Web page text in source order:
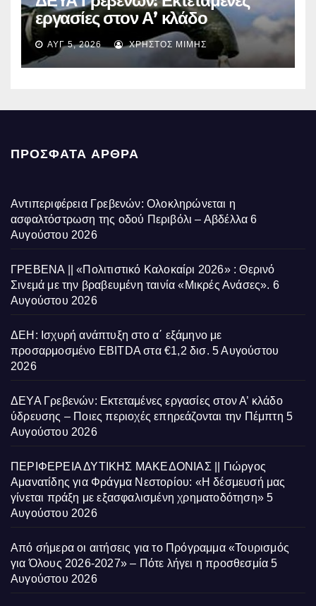
εργασίες στον Α’ κλάδο
ύδρευσης – Ποιες περιοχές
επηρεάζονται την Πέμπτη
ΑΥΓ 5, 2026 ΧΡΉΣΤΟΣ ΜΊΜΗΣ
ΠΡΌΣΦΑΤΑ ΆΡΘΡΑ
Αντιπεριφέρεια Γρεβενών: Ολοκληρώνεται η
ασφαλτόστρωση της οδού Περιβόλι – Αβδέλλα 6
Αυγούστου 2026
ΓΡΕΒΕΝΑ || «Πολιτιστικό Καλοκαίρι 2026» : Θερινό
Σινεμά με την βραβευμένη ταινία «Μικρές Ανάσες». 6
Αυγούστου 2026
ΔΕΗ: Ισχυρή ανάπτυξη στο α΄ εξάμηνο με
προσαρμοσμένο EBITDA στα €1,2 δισ. 5 Αυγούστου
2026
ΔΕΥΑ Γρεβενών: Εκτεταμένες εργασίες στον Α’ κλάδο
ύδρευσης – Ποιες περιοχές επηρεάζονται την Πέμπτη 5
Αυγούστου 2026
ΠΕΡΙΦΕΡΕΙΑ ΔΥΤΙΚΗΣ ΜΑΚΕΔΟΝΙΑΣ || Γιώργος
Αμανατίδης για Φράγμα Νεστορίου: «Η δέσμευσή μας
γίνεται πράξη με εξασφαλισμένη χρηματοδότηση» 5
Αυγούστου 2026
Από σήμερα οι αιτήσεις για το Πρόγραμμα «Τουρισμός
για Όλους 2026-2027» – Πότε λήγει η προσθεσμία 5
Αυγούστου 2026